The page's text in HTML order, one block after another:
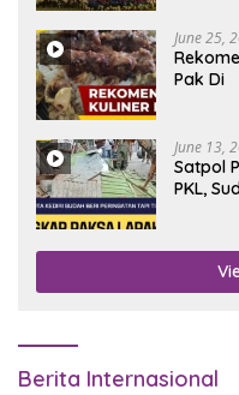
June 25,
Pak Di
June 13,
Satpol
PKL,
Berita Internasional